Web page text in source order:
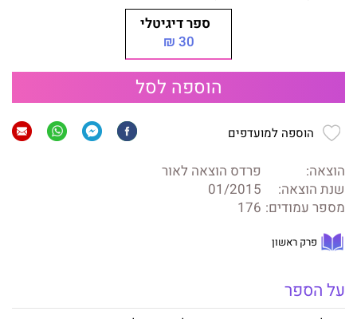
ספר דיגיטלי
30 ₪
הוספה לסל
הוספה למועדפים
הוצאה:
פרדס הוצאה לאור
שנת הוצאה:
01/2015
מספר עמודים: 176
פרק ראשון
על הספר